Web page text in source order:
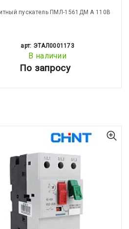
пускатель ПМЛ-1561ДМ А 110В
арт: ЭТАЛ0001173
В наличии
По запросу